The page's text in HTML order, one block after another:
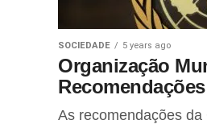
SOCIEDADE 5 years ago
Organização
As recomendações